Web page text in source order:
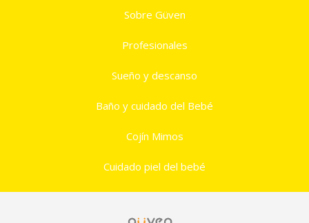
Sobre Güven
Profesionales
Sueño y descanso
Baño y cuidado del Bebé
Cojín Mimos
Cuidado piel del bebé